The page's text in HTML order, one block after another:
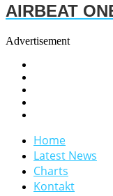
AIRBEAT
Advertisement
Home
Latest News
Charts
Kontakt